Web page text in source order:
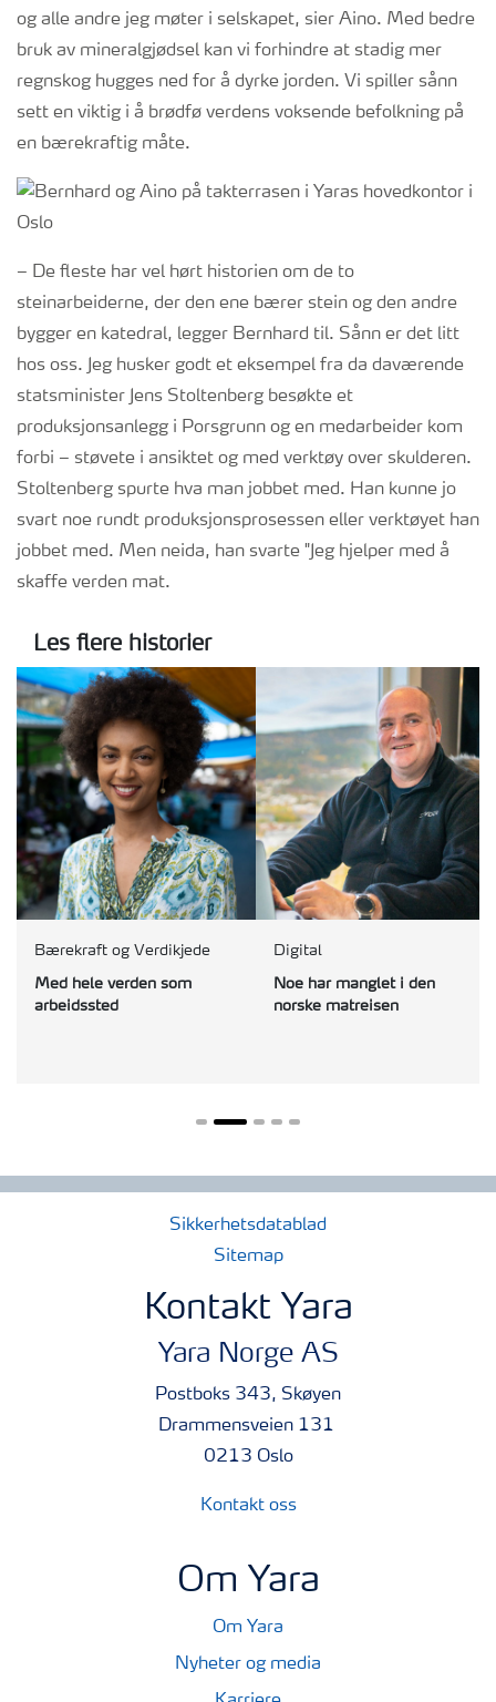
og alle andre jeg møter i selskapet, sier Aino. Med bedre
bruk av mineralgjødsel kan vi forhindre at stadig mer
regnskog hugges ned for å dyrke jorden. Vi spiller sånn
sett en viktig i å brødfø verdens voksende befolkning på
en bærekraftig måte.
– De fleste har vel hørt historien om de to
steinarbeiderne, der den ene bærer stein og den andre
bygger en katedral, legger Bernhard til. Sånn er det litt
hos oss. Jeg husker godt et eksempel fra da daværende
statsminister Jens Stoltenberg besøkte et
produksjonsanlegg i Porsgrunn og en medarbeider kom
forbi – støvete i ansiktet og med verktøy over skulderen.
Stoltenberg spurte hva man jobbet med. Han kunne jo
svart noe rundt produksjonsprosessen eller verktøyet han
jobbet med. Men neida, han svarte "Jeg hjelper med å
skaffe verden mat.
Les flere historier
Bærekraft og Verdikjede
Med hele verden som
arbeidssted
Digital
Noe har manglet i den
norske matreisen
Sikkerhetsdatablad
Sitemap
Kontakt Yara
Yara Norge AS
Postboks 343, Skøyen
Drammensveien 131
0213 Oslo
Kontakt oss
Om Yara
Om Yara
Nyheter og media